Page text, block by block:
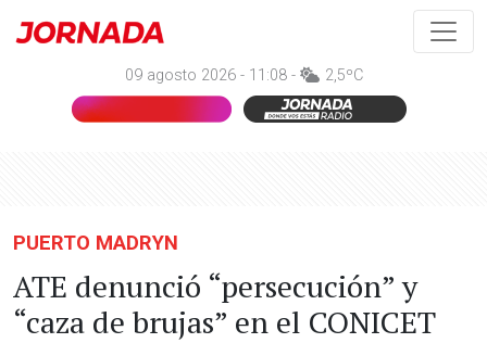
09 agosto 2026 - 11:08 - 2,5ºC
PUERTO MADRYN
ATE denunció “persecución” y
“caza de brujas” en el CONICET